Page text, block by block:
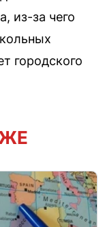
из-за чего
городского